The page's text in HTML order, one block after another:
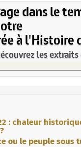
dans le
à l'Histoire
les
: chaleur
ou le peuple sous